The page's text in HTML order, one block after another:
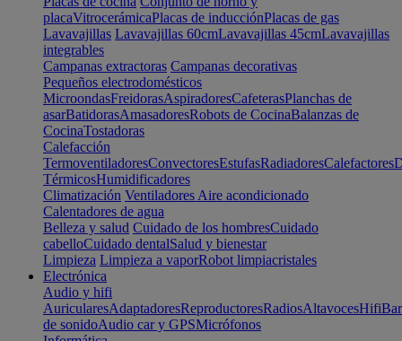
placaVitrocerámicaPlacas de inducciónPlacas de gas
Lavavajillas Lavavajillas 60cmLavavajillas 45cmLavavajillas
integrables
Campanas extractoras Campanas decorativas
Pequeños electrodomésticos
MicroondasFreidorasAspiradoresCafeterasPlanchas de
asarBatidorasAmasadoresRobots de CocinaBalanzas de
CocinaTostadoras
Calefacción
TermoventiladoresConvectoresEstufasRadiadoresCalefactores
TérmicosHumidificadores
Climatización Ventiladores Aire acondicionado
Calentadores de agua
Belleza y salud Cuidado de los hombresCuidado
cabelloCuidado dentalSalud y bienestar
Limpieza Limpieza a vaporRobot limpiacristales
Electrónica
Audio y hifi
AuricularesAdaptadoresReproductoresRadiosAltavocesHifi
de sonidoAudio car y GPSMicrófonos